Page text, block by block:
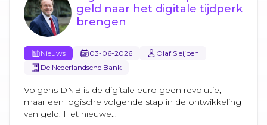
geld naar het digitale tijdperk
brengen
Nieuws 03-06-2026
Olaf Sleijpen
De Nederlandsche Bank
Volgens DNB is de digitale euro geen revolutie,
maar een logische volgende stap in de ontwikkeling
van geld. Het nieuwe...